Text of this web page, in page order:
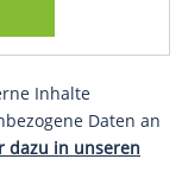
Inhalte
Daten an
dazu in unseren